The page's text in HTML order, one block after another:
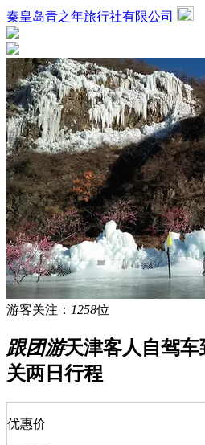
秦皇岛青之年旅行社有限公司
游客关注： 1258位
跟团游天津客人自驾
关两日行程
优惠价